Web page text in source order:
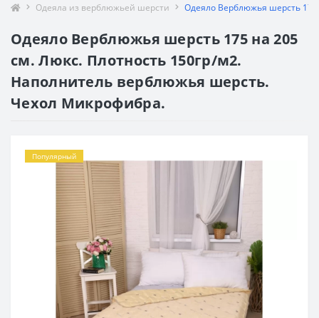
Одеяла из верблюжьей шерсти Одеяло Верблюжья шерсть
Одеяло Верблюжья шерсть 175 на 205
см. Люкс. Плотность 150гр/м2.
Наполнитель верблюжья шерсть.
Чехол Микрофибра.
Популярный